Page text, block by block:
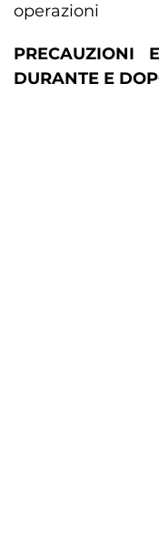
operazioni
PRECAUZIONI
DURANTE E